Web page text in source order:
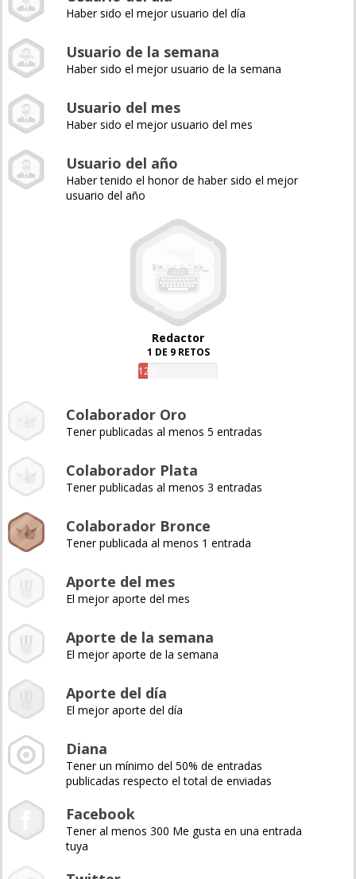
Haber sido el mejor usuario del día
Usuario de la semana
Haber sido el mejor usuario de la semana
Usuario del mes
Haber sido el mejor usuario del mes
Usuario del año
Haber tenido el honor de haber sido el mejor
usuario del año
Redactor
1 DE 9 RETOS
12%
Colaborador Oro
Tener publicadas al menos 5 entradas
Colaborador Plata
Tener publicadas al menos 3 entradas
Colaborador Bronce
Tener publicada al menos 1 entrada
Aporte del mes
El mejor aporte del mes
Aporte de la semana
El mejor aporte de la semana
Aporte del día
El mejor aporte del día
Diana
Tener un mínimo del 50% de entradas
publicadas respecto el total de enviadas
Facebook
Tener al menos 300 Me gusta en una entrada
tuya